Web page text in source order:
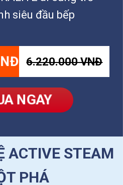
siêu đầu bếp
NGAY
6.220.000 VNĐ
ACTIVE STEAM
PHÁ